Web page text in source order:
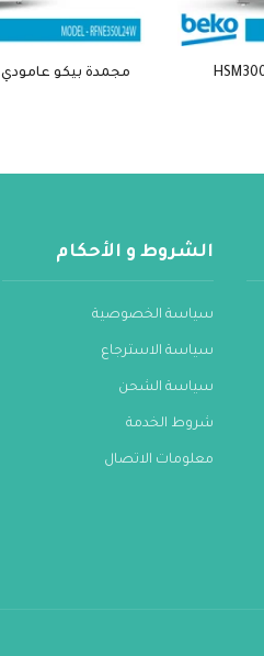
مجمدة بيكو عامودي 20قدم موديلRFNE350L24S
الشروط و الأحكام
سياسة الخصوصية
سياسة الاسترجاع
سياسة الشحن
شروط الخدمة
معلومات الاتصال